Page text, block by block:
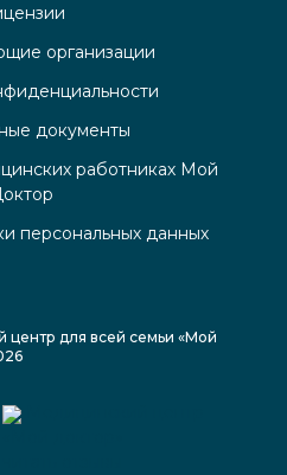
организации
документы
работниках Мой
персональных данных
центр для всей семьи «Мой